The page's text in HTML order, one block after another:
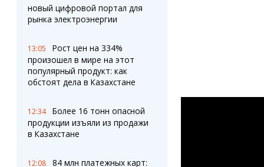
новый цифровой портал для
рынка электроэнергии
13:05
Рост цен на 334%
произошел в мире на этот
популярный продукт: как
обстоят дела в Казахстане
12:34
Более 16 тонн опасной
продукции изъяли из продажи
в Казахстане
12:08 84 млн платежных карт: